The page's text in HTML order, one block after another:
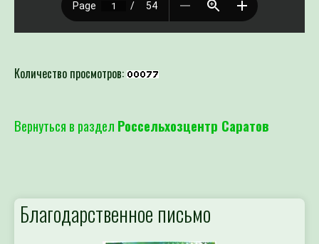
Количество просмотров:
Вернуться в раздел Россельхозцентр Саратов
Благодарственное письмо